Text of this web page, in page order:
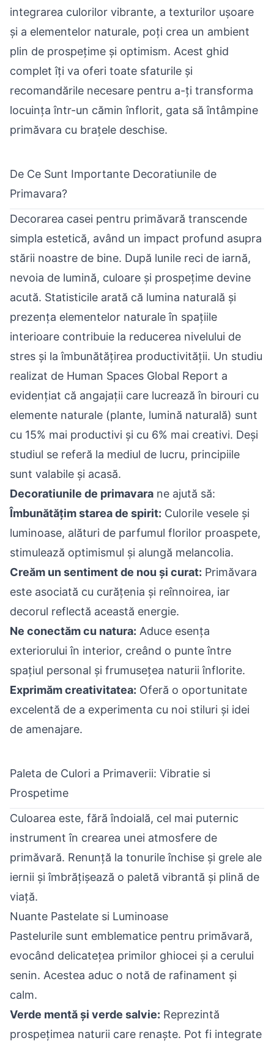
integrarea culorilor vibrante, a texturilor ușoare
și a elementelor naturale, poți crea un ambient
plin de prospețime și optimism. Acest ghid
complet îți va oferi toate sfaturile și
recomandările necesare pentru a-ți transforma
locuința într-un cămin înflorit, gata să întâmpine
primăvara cu brațele deschise.
De Ce Sunt Importante Decoratiunile de
Primavara?
Decorarea casei pentru primăvară transcende
simpla estetică, având un impact profund asupra
stării noastre de bine. După lunile reci de iarnă,
nevoia de lumină, culoare și prospețime devine
acută. Statisticile arată că lumina naturală și
prezența elementelor naturale în spațiile
interioare contribuie la reducerea nivelului de
stres și la îmbunătățirea productivității. Un studiu
realizat de Human Spaces Global Report a
evidențiat că angajații care lucrează în birouri cu
elemente naturale (plante, lumină naturală) sunt
cu 15% mai productivi și cu 6% mai creativi. Deși
studiul se referă la mediul de lucru, principiile
sunt valabile și acasă.
Decoratiunile de primavara ne ajută să:
Îmbunătățim starea de spirit: Culorile vesele și
luminoase, alături de parfumul florilor proaspete,
stimulează optimismul și alungă melancolia.
Creăm un sentiment de nou și curat: Primăvara
este asociată cu curățenia și reînnoirea, iar
decorul reflectă această energie.
Ne conectăm cu natura: Aduce esența
exteriorului în interior, creând o punte între
spațiul personal și frumusețea naturii înflorite.
Exprimăm creativitatea: Oferă o oportunitate
excelentă de a experimenta cu noi stiluri și idei
de amenajare.
Paleta de Culori a Primaverii: Vibratie si
Prospetime
Culoarea este, fără îndoială, cel mai puternic
instrument în crearea unei atmosfere de
primăvară. Renunță la tonurile închise și grele ale
iernii și îmbrățișează o paletă vibrantă și plină de
viață.
Nuante Pastelate si Luminoase
Pastelurile sunt emblematice pentru primăvară,
evocând delicatețea primilor ghiocei și a cerului
senin. Acestea aduc o notă de rafinament și
calm.
Verde mentă și verde salvie: Reprezintă
prospețimea naturii care renaște. Pot fi integrate